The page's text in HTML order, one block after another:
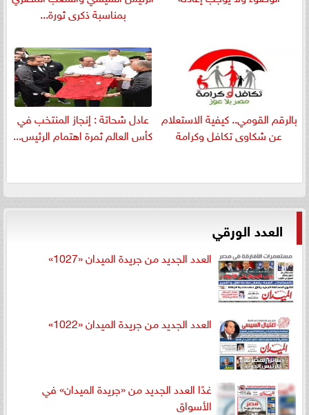
بمناسبة ذكرى ثورة...
بالرقم القومي.. كيفية الاستعلام
عن شكاوى تكافل وكرامة
عادل شحاتة : إنجاز المنتخب في
كأس العالم ثمرة اهتمام الرئيس...
العدد الورقي
العدد الجديد من جريدة الميدان «1027»
العدد الجديد من جريدة الميدان «1022»
غدًا العدد الجديد من «جريدة الميدان» في
الأسواق